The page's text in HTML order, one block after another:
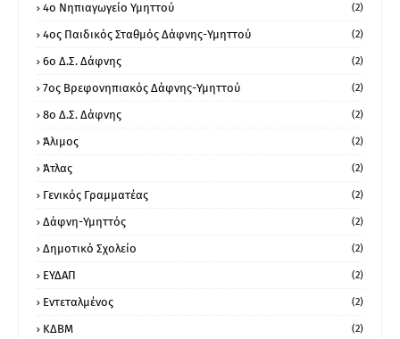
4ο Νηπιαγωγείο Υμηττού (2)
4ος Παιδικός Σταθμός Δάφνης-Υμηττού (2)
6ο Δ.Σ. Δάφνης (2)
7ος Βρεφονηπιακός Δάφνης-Υμηττού (2)
8ο Δ.Σ. Δάφνης (2)
Άλιμος (2)
Άτλας (2)
Γενικός Γραμματέας (2)
Δάφνη-Υμηττός (2)
Δημοτικό Σχολείο (2)
ΕΥΔΑΠ (2)
Εντεταλμένος (2)
ΚΔΒΜ (2)